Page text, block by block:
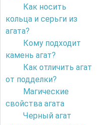
Как носить
кольца и серьги из
агата?
Кому подходит
камень агат?
Как отличить агат
от подделки?
Магические
свойства агата
Черный агат